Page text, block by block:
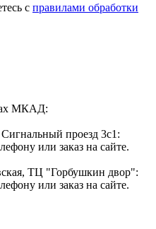
с правилами обработки
МКАД:
проезд 3с1:
или заказ на сайте.
ТЦ "Горбушкин двор":
или заказ на сайте.